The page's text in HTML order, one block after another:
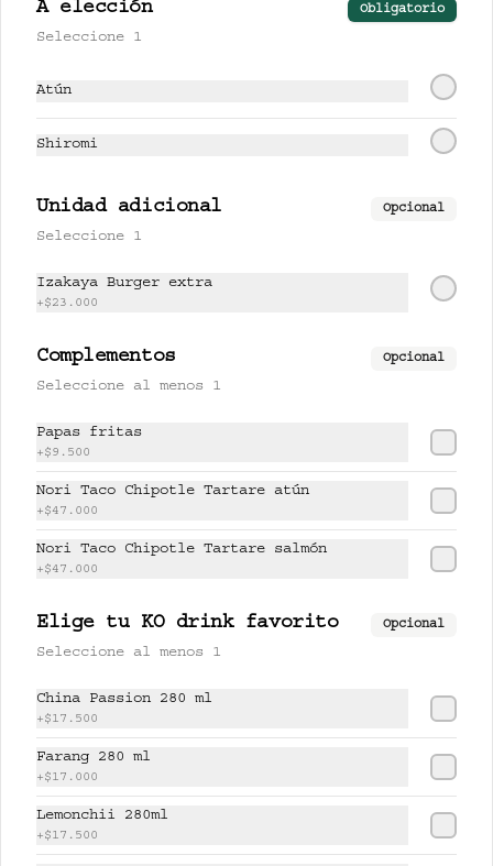
CHINA PASSION 280 ml
$17.500
PISCO LEMONCHI 280 ml
Jugo de lychee y lemongrass
$37.500
A elección Obligatorio
Seleccione 1
Atún
Shiromi
Unidad adicional Opcional
Seleccione 1
Izakaya Burger extra
+$23.000
Complementos Opcional
Seleccione al menos 1
Papas fritas
+$9.500
Nori Taco Chipotle Tartare atún
+$47.000
Nori Taco Chipotle Tartare salmón
+$47.000
Elige tu KO drink favorito Opcional
Seleccione al menos 1
China Passion 280 ml
+$17.500
Farang 280 ml
+$17.000
Lemonchii 280ml
+$17.500